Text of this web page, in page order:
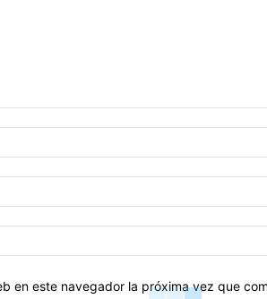
en este navegador la próxima vez que